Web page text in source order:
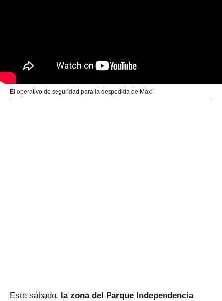
El operativo de seguridad para la despedida de Maxi
Este sábado, la zona del Parque Independencia